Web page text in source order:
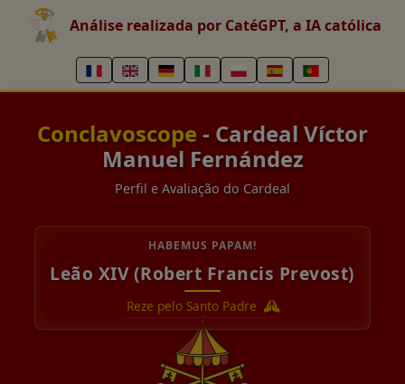
Análise realizada por CatéGPT, a IA católica
Conclavoscope - Cardeal Víctor
Manuel Fernández
Perfil e Avaliação do Cardeal
HABEMUS PAPAM!
Leão XIV (Robert Francis Prevost)
Reze pelo Santo Padre